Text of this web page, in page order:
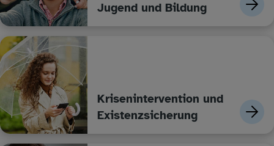
Jugend und Bildung
Krisenintervention und
Existenzsicherung